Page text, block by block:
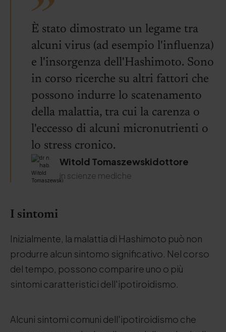
È stato dimostrato un legame tra
alcuni virus (ad esempio l'influenza)
e l'insorgenza dell'Hashimoto. Sono
in corso ricerche su altri fattori che
possono indurre lo scatenamento
della malattia, tra cui la carenza o
l'eccesso di alcuni micronutrienti o
lo stress cronico.
Witold Tomaszewskidottore
in scienze mediche
I sintomi
Inizialmente, la malattia di Hashimoto può non
produrre alcun sintomo significativo. Nel corso
del tempo, possono comparire uno o più
sintomi caratteristici dell'ipotiroidismo.
Alcuni sintomi comuni dell'ipotiroidismo che